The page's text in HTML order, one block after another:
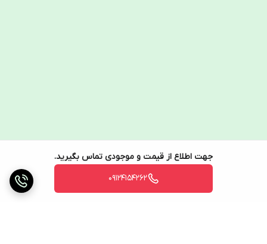
جهت اطلاع از قیمت و موجودی تماس بگیرید.
09124154262